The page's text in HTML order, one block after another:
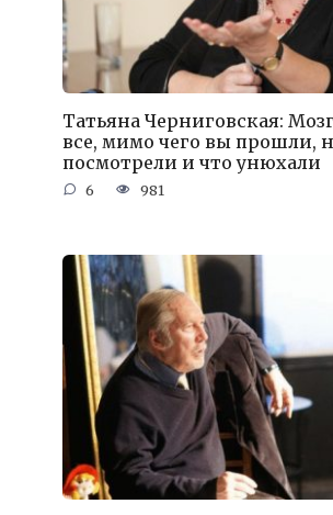
Татьяна Черниговская:
все, мимо чего вы прошли,
посмотрели и что унюхали
6 981